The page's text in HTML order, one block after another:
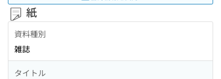
紙
資料種別
雑誌
タイトル